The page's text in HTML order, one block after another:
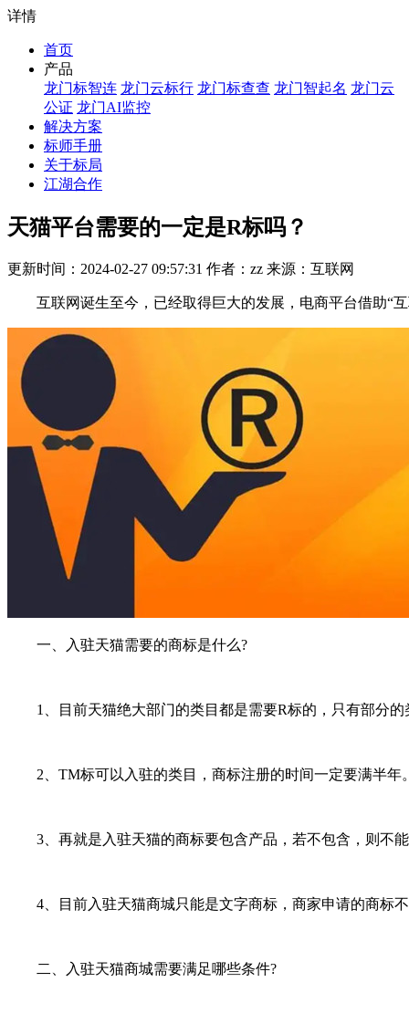
详情
首页
产品
龙门标智连 龙门云标行 龙门标查查 龙门智起名 龙门云
公证 龙门AI监控
解决方案
标师手册
关于标局
江湖合作
天猫平台需要的一定是R标吗？
更新时间：2024-02-27 09:57:31 作者：zz 来源：互联网
互联网诞生至今，已经取得巨大的发展，电商平台借助“互
一、入驻天猫需要的商标是什么?
1、目前天猫绝大部门的类目都是需要R标的，只有部分的
2、TM标可以入驻的类目，商标注册的时间一定要满半年
3、再就是入驻天猫的商标要包含产品，若不包含，则不
4、目前入驻天猫商城只能是文字商标，商家申请的商标不
二、入驻天猫商城需要满足哪些条件?